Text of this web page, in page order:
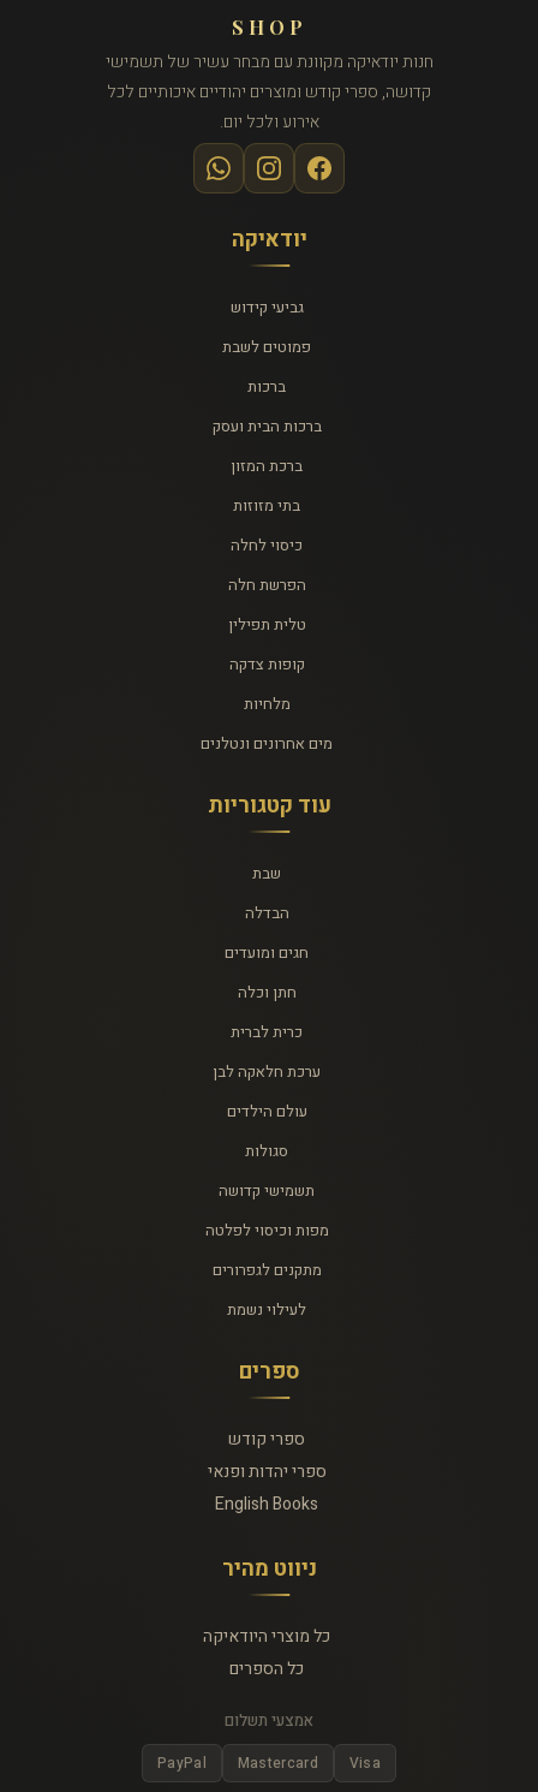
SHOP
חנות יודאיקה מקוונת עם מבחר עשיר של תשמישי
קדושה, ספרי קודש ומוצרים יהודיים איכותיים לכל
אירוע ולכל יום.
יודאיקה
גביעי קידוש
פמוטים לשבת
ברכות
ברכות הבית ועסק
ברכת המזון
בתי מזוזות
כיסוי לחלה
הפרשת חלה
טלית תפילין
קופות צדקה
מלחיות
מים אחרונים ונטלנים
עוד קטגוריות
שבת
הבדלה
חגים ומועדים
חתן וכלה
כרית לברית
ערכת חלאקה לבן
עולם הילדים
סגולות
תשמישי קדושה
מפות וכיסוי לפלטה
מתקנים לגפרורים
לעילוי נשמת
ספרים
ספרי קודש
ספרי יהדות ופנאי
English Books
ניווט מהיר
כל מוצרי היודאיקה
כל הספרים
אמצעי תשלום
Visa
Mastercard
PayPal